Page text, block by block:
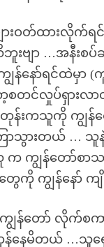
ားဝတ်ထားလိုက်ရ
ဗျာ …အနီးစပ်
ော်ရင်ထဲမှာ (
ော့စတင်လှုပ်ရှာ
းကသူကို ကျွန်တ
သွားတယ် … သူနဲ့
ကျွန်တော်စာသ
ေကို ကျွန်နော်
ကျွန်တော် လိုက်စ
နေမိတယ် …သူရှ